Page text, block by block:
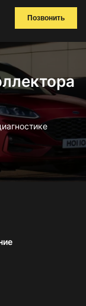
Позвонить